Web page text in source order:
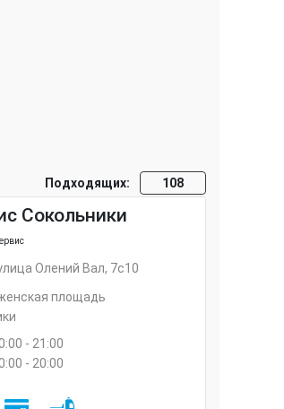
Подходящих: 108
Сокольники
Олений Вал, 7с10
площадь
- 21:00
- 20:00